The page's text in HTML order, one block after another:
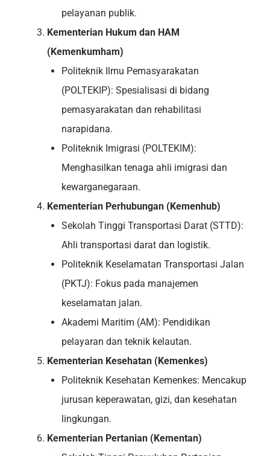
pelayanan publik.
Kementerian Hukum dan HAM
(Kemenkumham)
Politeknik Ilmu Pemasyarakatan
(POLTEKIP): Spesialisasi di bidang
pemasyarakatan dan rehabilitasi
narapidana.
Politeknik Imigrasi (POLTEKIM):
Menghasilkan tenaga ahli imigrasi dan
kewarganegaraan.
Kementerian Perhubungan (Kemenhub)
Sekolah Tinggi Transportasi Darat (STTD):
Ahli transportasi darat dan logistik.
Politeknik Keselamatan Transportasi Jalan
(PKTJ): Fokus pada manajemen
keselamatan jalan.
Akademi Maritim (AM): Pendidikan
pelayaran dan teknik kelautan.
Kementerian Kesehatan (Kemenkes)
Politeknik Kesehatan Kemenkes: Mencakup
jurusan keperawatan, gizi, dan kesehatan
lingkungan.
Kementerian Pertanian (Kementan)